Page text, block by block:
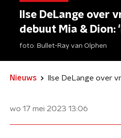
Ilse DeLange over
debuut Mia & Dion:
foto: Bullet-Ray van Olphen
Nieuws
wo 17 mei 2023 13:06